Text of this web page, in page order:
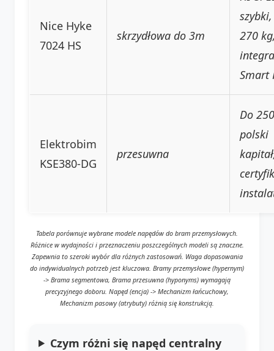
Nice Hyke
7024 HS
skrzydłowa do 3m
270
Smart
Elektrobim
KSE380-DG
przesuwna
Do
polski
Tabela porównuje wybrane modele napędów do bram przemysłowych.
Różnice w wydajności i przeznaczeniu poszczególnych modeli są znaczne.
Zapewnia to szeroki wybór dla różnych zastosowań. Waga dopasowania
do indywidualnych potrzeb jest kluczowa. Bramy przemysłowe (hypernym)
-> Brama segmentowa, Brama przesuwna (hyponyms) wymagają
precyzyjnego doboru. Napęd (encja) -> Mechanizm łańcuchowy,
Mechanizm pasowy (atrybuty) różnią się konstrukcją.
Czym różni się napęd centralny